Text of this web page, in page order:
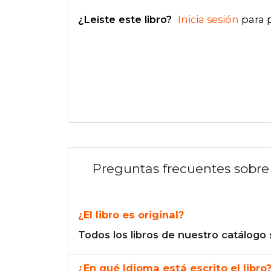
¿Leíste este libro? Inicia sesión para
Preguntas frecuentes
¿El libro es original?
Todos los libros de nuestro catálogo
¿En qué Idioma está escrito el libro?